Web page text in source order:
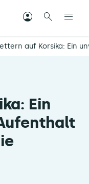
auf Korsika: Ein
Ein